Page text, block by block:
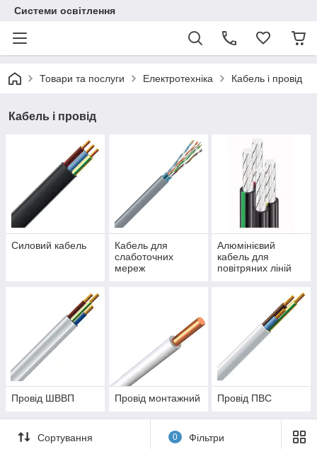
Системи освітлення
Товари та послуги Електротехніка Кабель і провід
Кабель і провід
Силовий кабель
Кабель для
слаботочних
мереж
Алюмінієвий
кабель для
повітряних ліній
Провід ШВВП Провід монтажний Провід ПВС
Сортування 0 Фільтри